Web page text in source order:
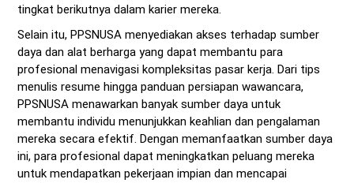
tingkat berikutnya dalam karier mereka.
Selain itu, PPSNUSA menyediakan akses terhadap sumber
daya dan alat berharga yang dapat membantu para
profesional menavigasi kompleksitas pasar kerja. Dari tips
menulis resume hingga panduan persiapan wawancara,
PPSNUSA menawarkan banyak sumber daya untuk
membantu individu menunjukkan keahlian dan pengalaman
mereka secara efektif. Dengan memanfaatkan sumber daya
ini, para profesional dapat meningkatkan peluang mereka
untuk mendapatkan pekerjaan impian dan mencapai